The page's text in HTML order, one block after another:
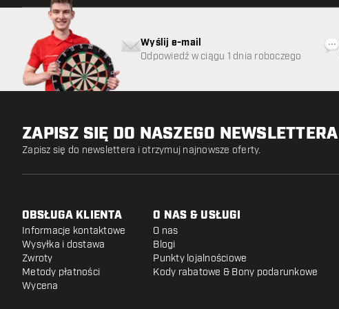
Wyślij e-mail
Odpowiedź w ciągu 1 dnia roboczego
ZAPISZ SIĘ DO NASZEGO NEWSLETTERA
Zapisz się do newslettera i otrzymuj najnowsze oferty.
OBSŁUGA KLIENTA
Informacje kontaktowe
Wysyłka i dostawa
Zwroty
Metody płatności
Wycena
O NAS & USŁUGI
O nas
Blogi
Punkty lojalnościowe
Kody rabatowe & Bony podarunkowe